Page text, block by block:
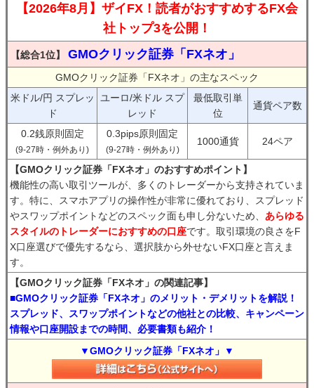
【2026年8月】ザイFX！読者がおすすめするFX会
社トップ3を公開！
【総合1位】 GMOクリック証券「FXネオ」
GMOクリック証券「FXネオ」の主なスペック
米ドル/円 スプレッ
ド
ユーロ/米ドル スプ
レッド
最低取引単
位
通貨ペア数
0.2銭原則固定
(9-27時・例外あり)
0.3pips原則固定
(9-27時・例外あり)
1000通貨 24ペア
【GMOクリック証券「FXネオ」のおすすめポイント】
機能性の高い取引ツールが、多くのトレーダーから支持されていま
す。特に、スマホアプリの操作性が非常に優れており、スプレッド
やスワップポイントなどのスペック面も申し分ないため、 あらゆる
スタイルのトレーダーにおすすめの口座です。取引環境の良さをF
X口座選びで優先するなら、選択肢から外せないFX口座と言えま
す。
【GMOクリック証券「FXネオ」の関連記事】
■GMOクリック証券「FXネオ」のメリット・デメリットを解説！
スプレッド、スワップポイントなどの他社との比較、キャンペーン
情報や口座開設までの時間、必要書類も紹介！
▼GMOクリック証券「FXネオ」▼